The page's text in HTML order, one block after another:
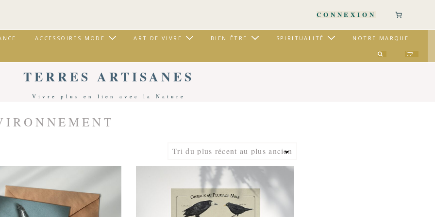
CONNEXION
ACCESSOIRES MODE ART DE VIVRE BIEN-ÊTRE SPIRITUALITÉ NOTRE MARQUE
TERRES ARTISANES
Vivre plus en lien avec la Nature